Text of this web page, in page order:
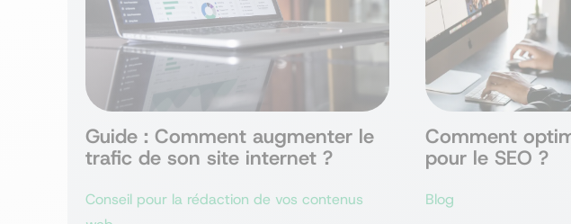
Guide : Comment augmenter le
trafic de son site internet ?
Conseil pour la rédaction de vos contenus
Comment
pour le SEO ?
Blog